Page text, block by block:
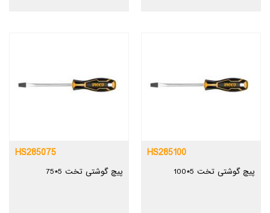
HS285100
پیچ گوشتی تخت 5*100
HS285075
پیچ گوشتی تخت 5*75